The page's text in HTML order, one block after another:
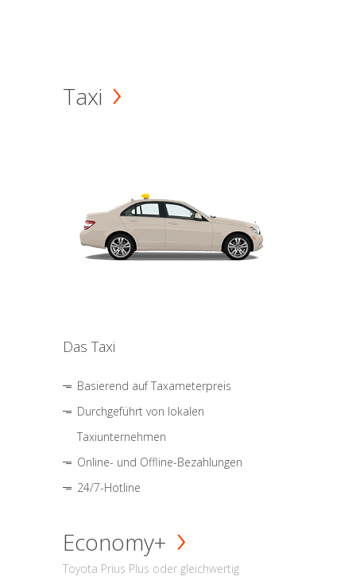
Taxi
Das Taxi
Basierend auf Taxameterpreis
Durchgeführt von lokalen
Taxiunternehmen
Online- und Offline-Bezahlungen
24/7-Hotline
Economy+
Toyota Prius Plus oder gleichwertig